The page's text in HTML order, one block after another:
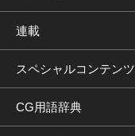
連載
スペシャルコンテンツ
CG用語辞典